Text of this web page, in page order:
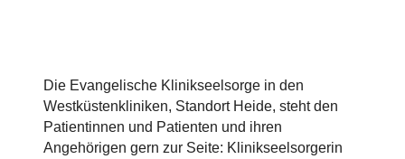
Die Evangelische Klinikseelsorge in den
Westküstenkliniken, Standort Heide, steht den
Patientinnen und Patienten und ihren
Angehörigen gern zur Seite: Klinikseelsorgerin